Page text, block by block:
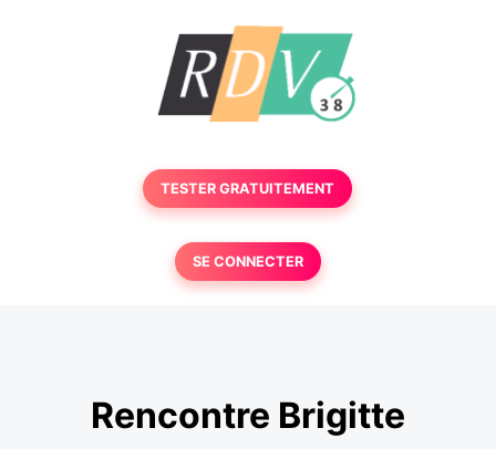
TESTER GRATUITEMENT
SE CONNECTER
Rencontre Brigitte